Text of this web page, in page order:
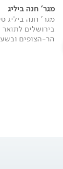
מגר' חנה ביליג
מגר' חנה ביליג
בירושלים
הר-הצופים ובשערי צדק